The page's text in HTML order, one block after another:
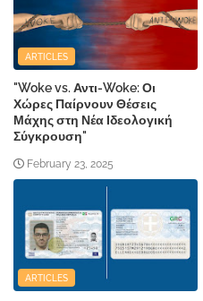
ARTICLES
"Woke vs. Αντι-Woke: Οι
Χώρες Παίρνουν Θέσεις
Μάχης στη Νέα Ιδεολογική
Σύγκρουση"
February 23, 2025
ARTICLES